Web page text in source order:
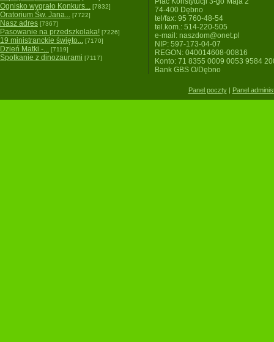
Ognisko wygrało Konkurs... [7832]
Oratorium Św. Jana... [7722]
Nasz adres [7367]
Pasowanie na przedszkolaka! [7226]
19 ministranckie święto... [7170]
Dzień Matki -... [7119]
Spotkanie z dinozaurami [7117]
74-400 Dębno
tel/fax: 95 760-48-54
tel.kom.: 514-220-505
e-mail: naszdom@onet.pl
NIP: 597-173-04-07
REGON: 040014608-00816
Konto: 71 8355 0009 0053 9584
Bank GBS O/Dębno
Panel poczty| Panel